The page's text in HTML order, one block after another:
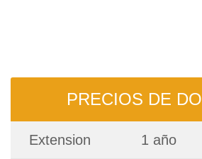
PRECIOS DE
Extension 1 año